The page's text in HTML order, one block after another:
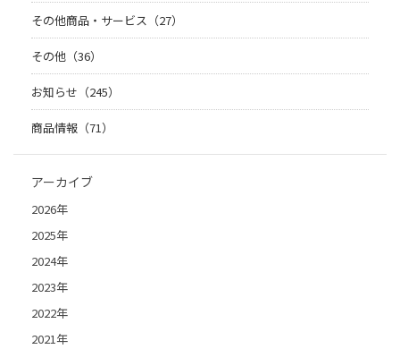
その他商品・サービス（27）
その他（36）
お知らせ（245）
商品情報（71）
アーカイブ
2026年
2025年
2024年
2023年
2022年
2021年